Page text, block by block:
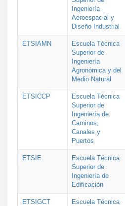
Ingeniería
Aeroespacial y
Diseño Industrial
ETSIAMN
Escuela Técnica
Superior de
Ingeniería
Agronómica y del
Medio Natural
ETSICCP
Escuela Técnica
Superior de
Ingeniería de
Caminos,
Canales y
Puertos
ETSIE
Escuela Técnica
Superior de
Ingeniería de
Edificación
ETSIGCT
Escuela Técnica